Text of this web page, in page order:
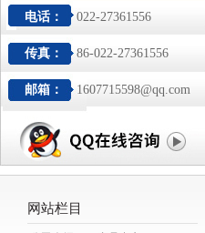
电话： 022-27361556
传真： 86-022-27361556
邮箱： 1607715598@qq.com
网站栏目